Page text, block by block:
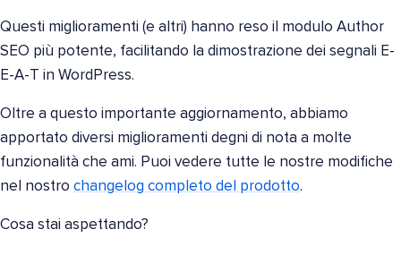
Questi miglioramenti (e altri) hanno reso il modulo Author
SEO più potente, facilitando la dimostrazione dei segnali E-
E-A-T in WordPress.
Oltre a questo importante aggiornamento, abbiamo
apportato diversi miglioramenti degni di nota a molte
funzionalità che ami. Puoi vedere tutte le nostre modifiche
nel nostro changelog completo del prodotto.
Cosa stai aspettando?